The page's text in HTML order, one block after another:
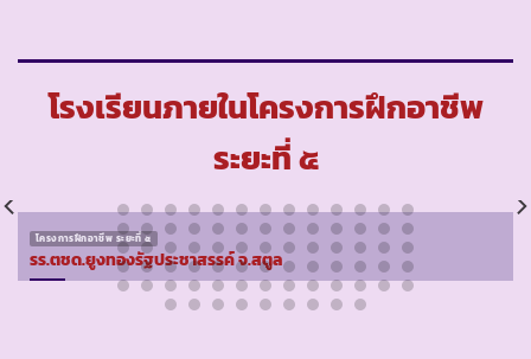
โรงเรียนภายในโครงการฝึกอาชีพ
ระยะที่ ๕
โครงการฝึกอาชีพ ระยะที่ ๕
รร.ตชด.ยูงทองรัฐประชาสรรค์ จ.สตูล